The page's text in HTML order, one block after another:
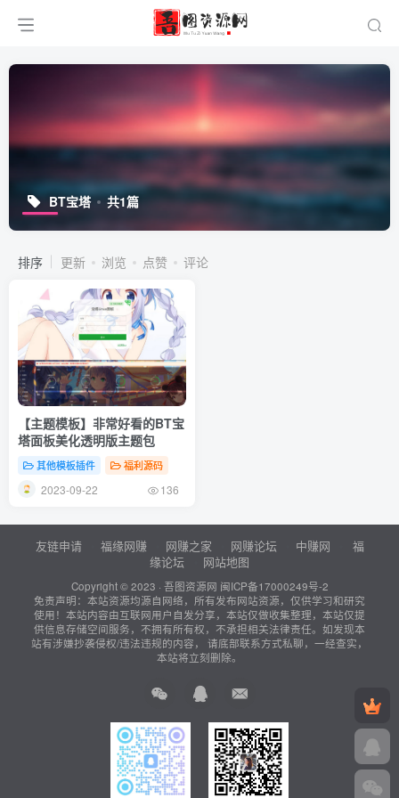
BT宝塔 共1篇
排序 更新 浏览 点赞 评论
【主题模板】非常好看的BT宝
塔面板美化透明版主题包
其他模板插件 福利源码
2023-09-22 136
友链申请 福缘网赚 网赚之家 网赚论坛 中赚网
福
缘论坛
网站地图
Copyright © 2023 · 吾图资源网 闽ICP备17000249号-2
免责声明：本站资源均源自网络，所有发布网站资源，仅供学习和研究
使用！本站内容由互联网用户自发分享，本站仅做收集整理，本站仅提
供信息存储空间服务，不拥有所有权，不承担相关法律责任。如发现本
站有涉嫌抄袭侵权/违法违规的内容， 请底部联系方式私聊，一经查实，
本站将立刻删除。